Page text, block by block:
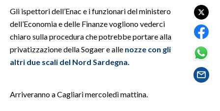
SPETTACOLI
GOSSIP
SARDEGNA TURISMO
Gli ispettori dell’Enac e i funzionari del ministero
dell’Economia e delle Finanze vogliono vederci
chiaro sulla procedura che potrebbe portare alla
privatizzazione della Sogaer e alle nozze con gli
altri due scali del Nord Sardegna.
Arriveranno a Cagliari mercoledì mattina.